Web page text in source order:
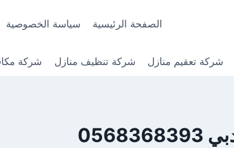
الصفحة الرئيسية سياسة الخصوصية
شركة تعقيم منازل شركة تنظيف منازل شركة